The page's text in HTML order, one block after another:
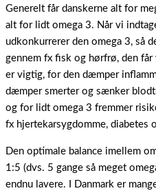
Generelt får danskerne alt for
alt for lidt omega 3. Når vi
udkonkurrerer den omega 3, så
gennem fx fisk og hørfrø, den
er vigtig, for den dæmper
dæmper smerter og sænker
og for lidt omega 3 fremmer
fx hjertekarsygdomme, diabetes
Den optimale balance imellem
1:5 (dvs. 5 gange så meget
endnu lavere. I Danmark er